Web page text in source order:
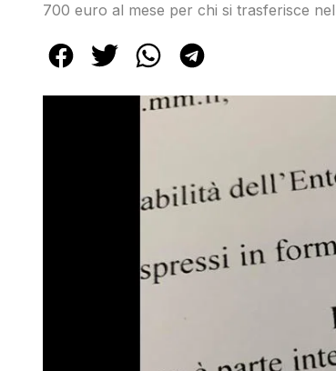
700 euro al mese per chi si trasferisce